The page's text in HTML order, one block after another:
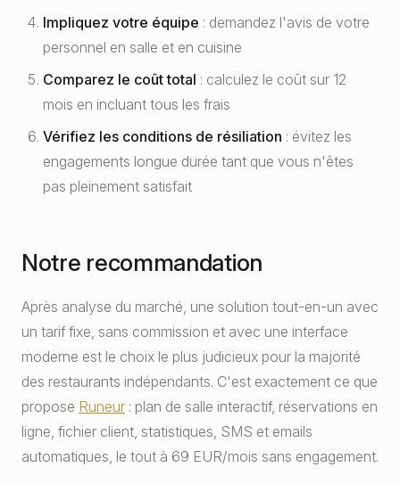
Impliquez votre équipe : demandez l'avis de votre
personnel en salle et en cuisine
Comparez le coût total : calculez le coût sur 12
mois en incluant tous les frais
Vérifiez les conditions de résiliation : évitez les
engagements longue durée tant que vous n'êtes
pas pleinement satisfait
Notre recommandation
Après analyse du marché, une solution tout-en-un avec
un tarif fixe, sans commission et avec une interface
moderne est le choix le plus judicieux pour la majorité
des restaurants indépendants. C'est exactement ce que
propose Runeur : plan de salle interactif, réservations en
ligne, fichier client, statistiques, SMS et emails
automatiques, le tout à 69 EUR/mois sans engagement.